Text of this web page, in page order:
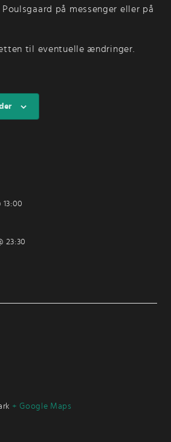
på messenger eller på
til eventuelle ændringer.
23:30
+ Google Maps